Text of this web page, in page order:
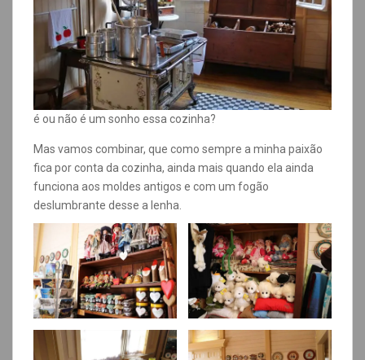
é ou não é um sonho essa cozinha?
Mas vamos combinar, que como sempre a minha paixão
fica por conta da cozinha, ainda mais quando ela ainda
funciona aos moldes antigos e com um fogão
deslumbrante desse a lenha.